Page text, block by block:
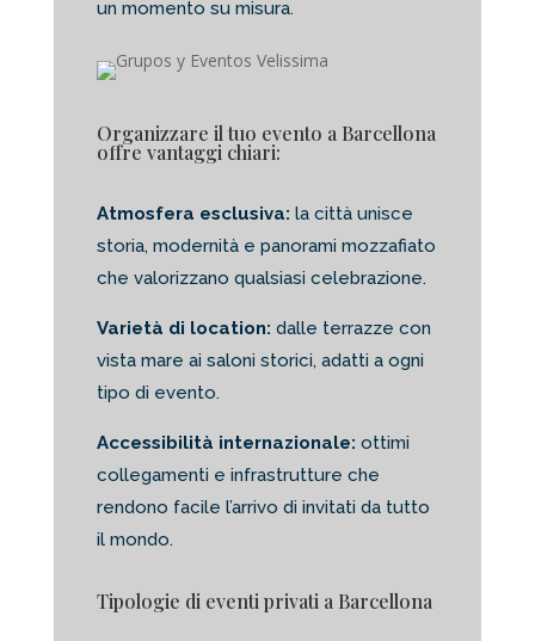
un momento su misura.
Organizzare il tuo evento a Barcellona
offre vantaggi chiari:
Atmosfera esclusiva: la città unisce
storia, modernità e panorami mozzafiato
che valorizzano qualsiasi celebrazione.
Varietà di location: dalle terrazze con
vista mare ai saloni storici, adatti a ogni
tipo di evento.
Accessibilità internazionale: ottimi
collegamenti e infrastrutture che
rendono facile l’arrivo di invitati da tutto
il mondo.
Tipologie di eventi privati a Barcellona